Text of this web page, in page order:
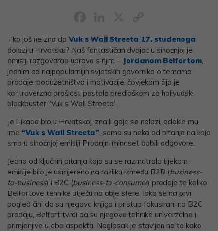
Link
Tko još ne zna da Vuk s Wall Streeta 17. studenoga
dolazi u Hrvatsku? Naš fantastičan dvojac u sinoćnjoj je
emisiji razgovarao upravo s njim – Jordanom Belfortom,
jednim od najpopularnijih svjetskih govornika o temama
prodaje, poduzetništva i motivacije, čovjekom čija je
kontroverzna prošlost postala predloškom za holivudski
blockbuster “Vuk s Wall Streeta”.
Je li ikada bio u Hrvatskoj, zna li gdje se nalazi, odakle mu
ime “Vuk s Wall Streeta”, samo su neka od pitanja na koja
smo u sinoćnjoj emisiji Prodajni mindset dobili odgovore.
Jedno od ključnih pitanja koja su se razmatrala tijekom
emisije bilo je usmjereno na razliku između B2B (business-
to-business) i B2C (business-to-consumer) prodaje te koliko
Belfortove tehnike utječu na obje sfere. Iako se na prvi
pogled čini da su njegova knjiga i pristup fokusirani na B2C
prodaju, Belfort tvrdi da su njegove tehnike univerzalne i
primjenjive u oba aspekta. Naglasak je stavljen na to kako